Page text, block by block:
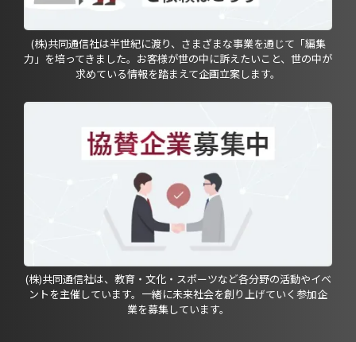
(株)共同通信社は半世紀に渡り、さまざまな事業を通じて「編集
力」を培ってきました。お客様が世の中に訴えたいこと、世の中が
求めている情報を踏まえて企画立案します。
(株)共同通信社は、教育・文化・スポーツなど各分野の活動やイベ
ントを主催しています。一緒に未来社会を創り上げていく参加企
業を募集しています。